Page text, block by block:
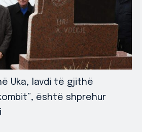
Uka, lavdi të gjithë
është shprehur